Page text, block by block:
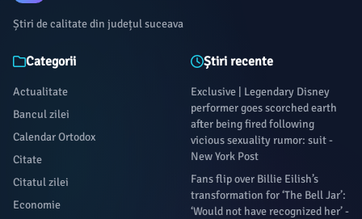
Știri de calitate din județul suceava
Categorii
Actualitate
Bancul zilei
Calendar Ortodox
Citate
Citatul zilei
Economie
Știri recente
Exclusive | Legendary Disney
performer goes scorched earth
after being fired following
vicious sexuality rumor: suit -
New York Post
Fans flip over Billie Eilish’s
transformation for ‘The Bell Jar’:
‘Would not have recognized her’ -